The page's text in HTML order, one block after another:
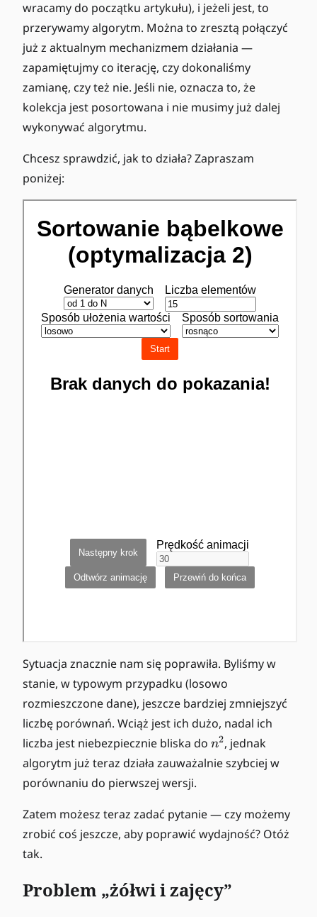
wracamy do początku artykułu), i jeżeli jest, to
przerywamy algorytm. Można to zresztą połączyć
już z aktualnym mechanizmem działania —
zapamiętujmy co iterację, czy dokonaliśmy
zamianę, czy też nie. Jeśli nie, oznacza to, że
kolekcja jest posortowana i nie musimy już dalej
wykonywać algorytmu.
Chcesz sprawdzić, jak to działa? Zapraszam
poniżej:
Sytuacja znacznie nam się poprawiła. Byliśmy w
stanie, w typowym przypadku (losowo
rozmieszczone dane), jeszcze bardziej zmniejszyć
liczbę porównań. Wciąż jest ich dużo, nadal ich
liczba jest niebezpiecznie bliska do n
^
n2, jednak
algorytm już teraz działa zauważalnie szybciej w
porównaniu do pierwszej wersji.
Zatem możesz teraz zadać pytanie — czy możemy
zrobić coś jeszcze, aby poprawić wydajność? Otóż
tak.
Problem „żółwi i zajęcy”